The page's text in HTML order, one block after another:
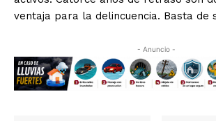
ventaja para la delincuencia. Basta de
- Anuncio -